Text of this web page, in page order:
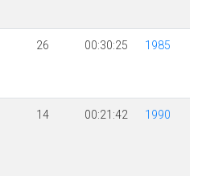
26 00:30:25 1985
14 00:21:42 1990